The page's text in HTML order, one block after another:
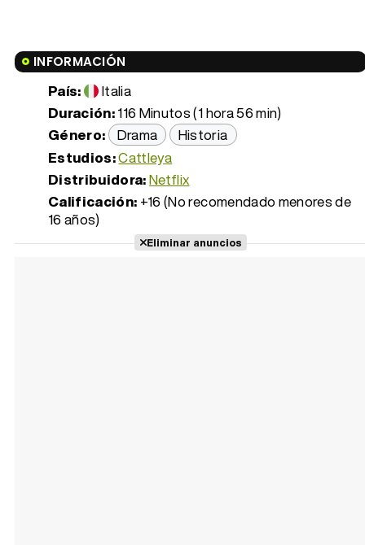
INFORMACIÓN
País:
Italia
Duración:116 Minutos (1 hora 56 min)
Género: Drama
Historia
Estudios:Cattleya
Distribuidora:Netflix
Calificación: +16 (No recomendado menores de
16 años)
Eliminar anuncios